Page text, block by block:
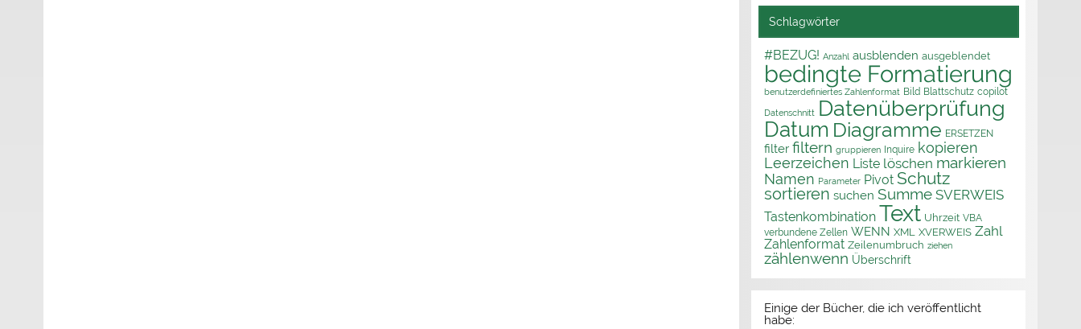
Schlagwörter
#BEZUG! Anzahl ausblenden ausgeblendet
bedingte Formatierung
benutzerdefiniertes Zahlenformat Bild Blattschutz copilot
Datenschnitt Datenüberprüfung
Datum Diagramme ERSETZEN
filter filtern gruppieren Inquire kopieren
Leerzeichen Liste löschen markieren
Namen Parameter Pivot Schutz
sortieren suchen Summe SVERWEIS
Tastenkombination Text Uhrzeit VBA
verbundene Zellen WENN XML XVERWEIS Zahl
Zahlenformat Zeilenumbruch ziehen
zählenwenn Überschrift
Einige der Bücher, die ich veröffentlicht
habe: